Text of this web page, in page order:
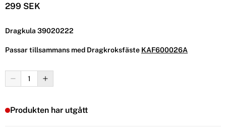
299 SEK
Dragkula 39020222
Passar tillsammans med Dragkroksfäste KAF600026A
Produkten har utgått